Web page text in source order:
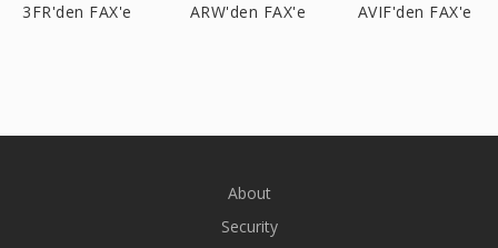
3FR'den FAX'e ARW'den FAX'e AVIF'den FAX'e
About
Security